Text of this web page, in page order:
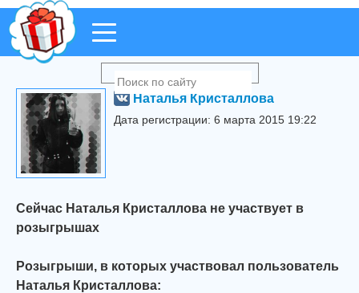
Наталья Кристаллова
Дата регистрации: 6 марта 2015 19:22
Сейчас Наталья Кристаллова не участвует в
розыгрышах
Розыгрыши, в которых участвовал пользователь
Наталья Кристаллова: